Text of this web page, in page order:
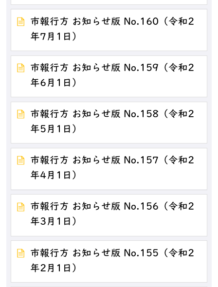
市報行方 お知らせ版 No.160（令和2
年7月1日）
市報行方 お知らせ版 No.159（令和2
年6月1日）
市報行方 お知らせ版 No.158（令和2
年5月1日）
市報行方 お知らせ版 No.157（令和2
年4月1日）
市報行方 お知らせ版 No.156（令和2
年3月1日）
市報行方 お知らせ版 No.155（令和2
年2月1日）